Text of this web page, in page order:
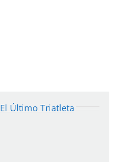
El Último Triatleta